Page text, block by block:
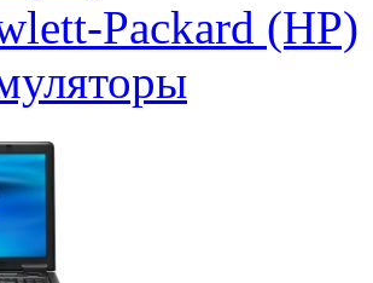
Packard (HP)